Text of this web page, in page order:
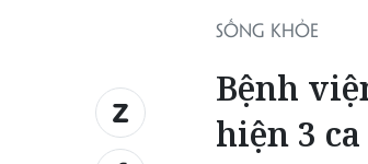
SỐNG KHỎE
Bệnh
hiện 3